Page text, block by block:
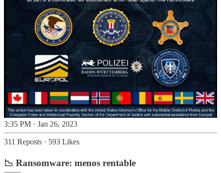
3:35 PM · Jan 26, 2023
311 Reposts · 593 Likes
📉 Ransomware: menos rentable